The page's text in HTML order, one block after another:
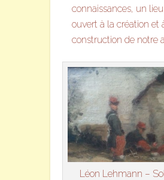
connaissances, un
ouvert à la création et
construction de notre
Léon Lehmann –